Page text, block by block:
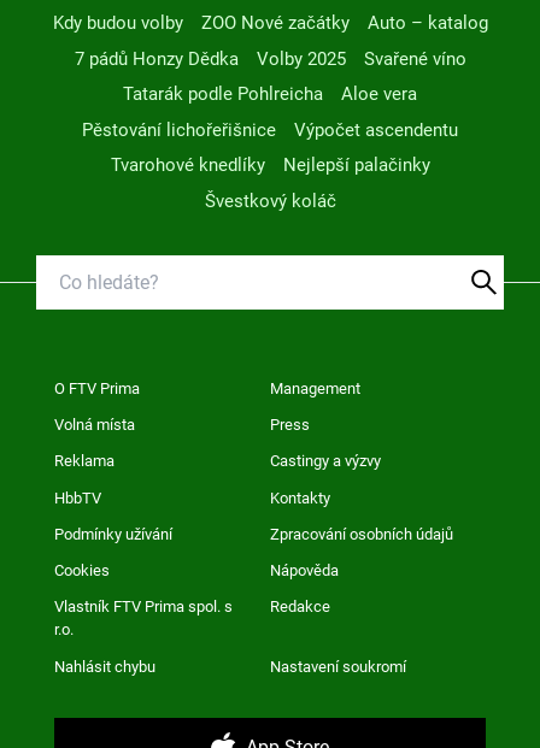
Kdy budou volby
ZOO Nové začátky
Auto – katalog
7 pádů Honzy Dědka
Volby 2025
Svařené víno
Tatarák podle Pohlreicha
Aloe vera
Pěstování lichořeřišnice
Výpočet ascendentu
Tvarohové knedlíky
Nejlepší palačinky
Švestkový koláč
O FTV Prima Management
Volná místa Press
Reklama Castingy a výzvy
HbbTV Kontakty
Podmínky užívání Zpracování osobních údajů
Cookies Nápověda
Vlastník FTV Prima spol. s
r.o.
Redakce
Nahlásit chybu Nastavení soukromí